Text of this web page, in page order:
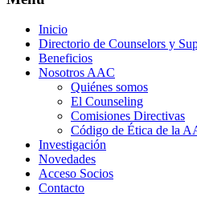
Inicio
Directorio de Counselors y
Beneficios
Nosotros AAC
Quiénes somos
El Counseling
Comisiones Directivas
Código de Ética de la
Investigación
Novedades
Acceso Socios
Contacto